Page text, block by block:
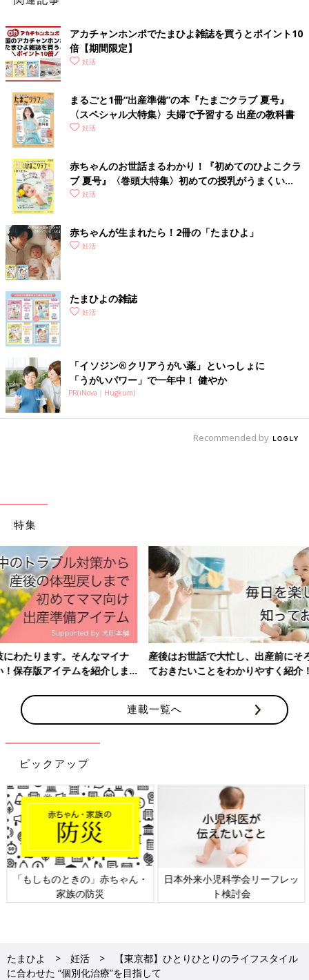
クリニックが掲げる“個別化治療”とは、ひとつの型にあてはめた
流れ作業的な治療ではなく、その人の事情に合わせた治療を行う
ことです。「例えば、排卵誘発ひとつ行うにしても卵巣機能が弱
っている人、注射が苦手な人、今すぐたくさん卵子を取らなけれ
ばならない人などが治療は人それぞれ。その方に合ったベストな
治療を選びます」と山中院長。治療に限らず、仕事をどのくらい
しているのか、旅行に頻繁に行くのかなど、その人のライフスタ
イルもできる限り細かく聞き、カルテに記録しているそう。「患
者さんにとっては一回一回の治療にかける思いがあるはずなの
で、こちらもできるだけ患者さんのご希望に添える治療をしたい
と考えています」。
培養士による対面の説明の機会も
クリニックでは、体外受精、顕微授精も行っています。患者さん
によっては、他院で治療をしたあと、ステップアップで来院する
人もいるそう。普段、培養士と会う機会はありませんが、クリニ
ックでは採卵のタイミングで直接話す機会を設けています。「培
養士とも患者さんがどのような想いで体外や顕微授精に望んでい
るかを共有できるようにしています。そのうえで培養士と患者さ
んが対面で話して、不安なことなどを払拭してもらえるようにし
ています」。
まずはカウンセリングを受けて治療を
医師からの一言
アカチャンホンポでたまひよ雑誌を買うとポイント10
倍【期間限定】
妊活
まるごと1冊“出産準備”の本『たまごクラブ 夏号』
〈スペシャル大特集〉夫婦で予習する 出産の教科書
妊活
赤ちゃんのお世話まるわかり！『初めてのひよこクラ
ブ 夏号』〈巻頭大特集〉初めての授乳がうまくい
く！ おっぱい・ミルクの基本と夏のトラブル 解決テ
妊活
赤ちゃんが生まれたら！2冊の「たまひよ」
妊活
たまひよの雑誌
妊活
「イソジン®クリアうがい薬」といっしょに
「うがいパワー」で一年中！ 健やか
PR(iNova｜Hugkum)
Recommended by
特集
産後はお世話で大忙し、出産前にそろえておきたいアイテム、知っ
ておきたいことをわかりやすく紹介！
連載一覧へ
ピックアップ
日本外来小児科学会リーフレッ
ト検討会
六星占術 細木かおりさんの人生
相談
たまひよ 妊活
【東京都】ひとりひとりのライフスタイル
に合わせた “個別化治療”を目指して